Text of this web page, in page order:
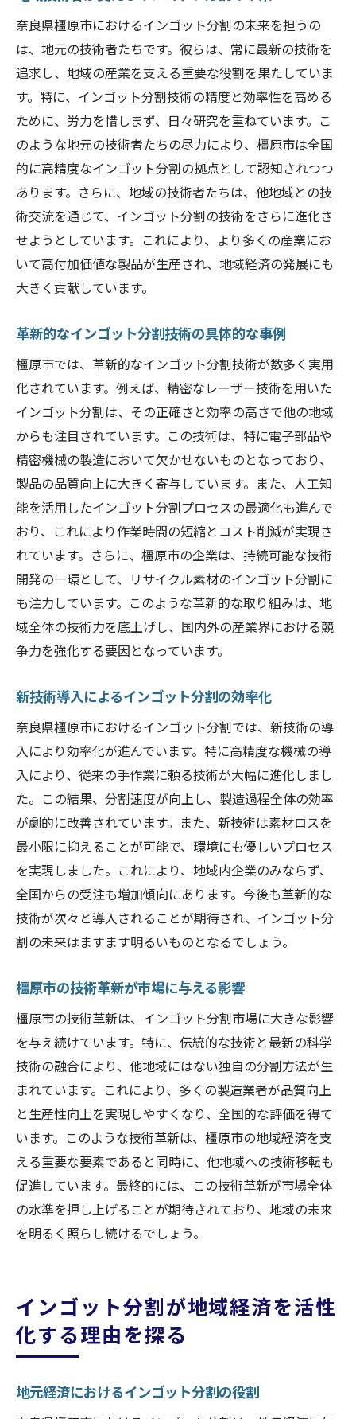
奈良県橿原市におけるインゴット分割の未来を担うの
は、地元の技術者たちです。彼らは、常に最新の技術を
追求し、地域の産業を支える重要な役割を果たしていま
す。特に、インゴット分割技術の精度と効率性を高める
ために、労力を惜しまず、日々研究を重ねています。こ
のような地元の技術者たちの尽力により、橿原市は全国
的に高精度なインゴット分割の拠点として認知されつつ
あります。さらに、地域の技術者たちは、他地域との技
術交流を通じて、インゴット分割の技術をさらに進化さ
せようとしています。これにより、より多くの産業にお
いて高付加価値な製品が生産され、地域経済の発展にも
大きく貢献しています。
革新的なインゴット分割技術の具体的な事例
橿原市では、革新的なインゴット分割技術が数多く実用
化されています。例えば、精密なレーザー技術を用いた
インゴット分割は、その正確さと効率の高さで他の地域
からも注目されています。この技術は、特に電子部品や
精密機械の製造において欠かせないものとなっており、
製品の品質向上に大きく寄与しています。また、人工知
能を活用したインゴット分割プロセスの最適化も進んで
おり、これにより作業時間の短縮とコスト削減が実現さ
れています。さらに、橿原市の企業は、持続可能な技術
開発の一環として、リサイクル素材のインゴット分割に
も注力しています。このような革新的な取り組みは、地
域全体の技術力を底上げし、国内外の産業界における競
争力を強化する要因となっています。
新技術導入によるインゴット分割の効率化
奈良県橿原市におけるインゴット分割では、新技術の導
入により効率化が進んでいます。特に高精度な機械の導
入により、従来の手作業に頼る技術が大幅に進化しまし
た。この結果、分割速度が向上し、製造過程全体の効率
が劇的に改善されています。また、新技術は素材ロスを
最小限に抑えることが可能で、環境にも優しいプロセス
を実現しました。これにより、地域内企業のみならず、
全国からの受注も増加傾向にあります。今後も革新的な
技術が次々と導入されることが期待され、インゴット分
割の未来はますます明るいものとなるでしょう。
橿原市の技術革新が市場に与える影響
橿原市の技術革新は、インゴット分割市場に大きな影響
を与え続けています。特に、伝統的な技術と最新の科学
技術の融合により、他地域にはない独自の分割方法が生
まれています。これにより、多くの製造業者が品質向上
と生産性向上を実現しやすくなり、全国的な評価を得て
います。このような技術革新は、橿原市の地域経済を支
える重要な要素であると同時に、他地域への技術移転も
促進しています。最終的には、この技術革新が市場全体
の水準を押し上げることが期待されており、地域の未来
を明るく照らし続けるでしょう。
インゴット分割が地域経済を活性
化する理由を探る
地元経済におけるインゴット分割の役割